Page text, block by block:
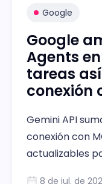
Google
Google
Agents
tareas
conexión
Gemini API
conexión con
actualizables
8 de jul. de